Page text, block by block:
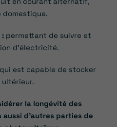
domestique.
: permettant de suivre et
d’électricité.
qui est capable de stocker
ultérieur.
la longévité des
aussi d’autres parties de